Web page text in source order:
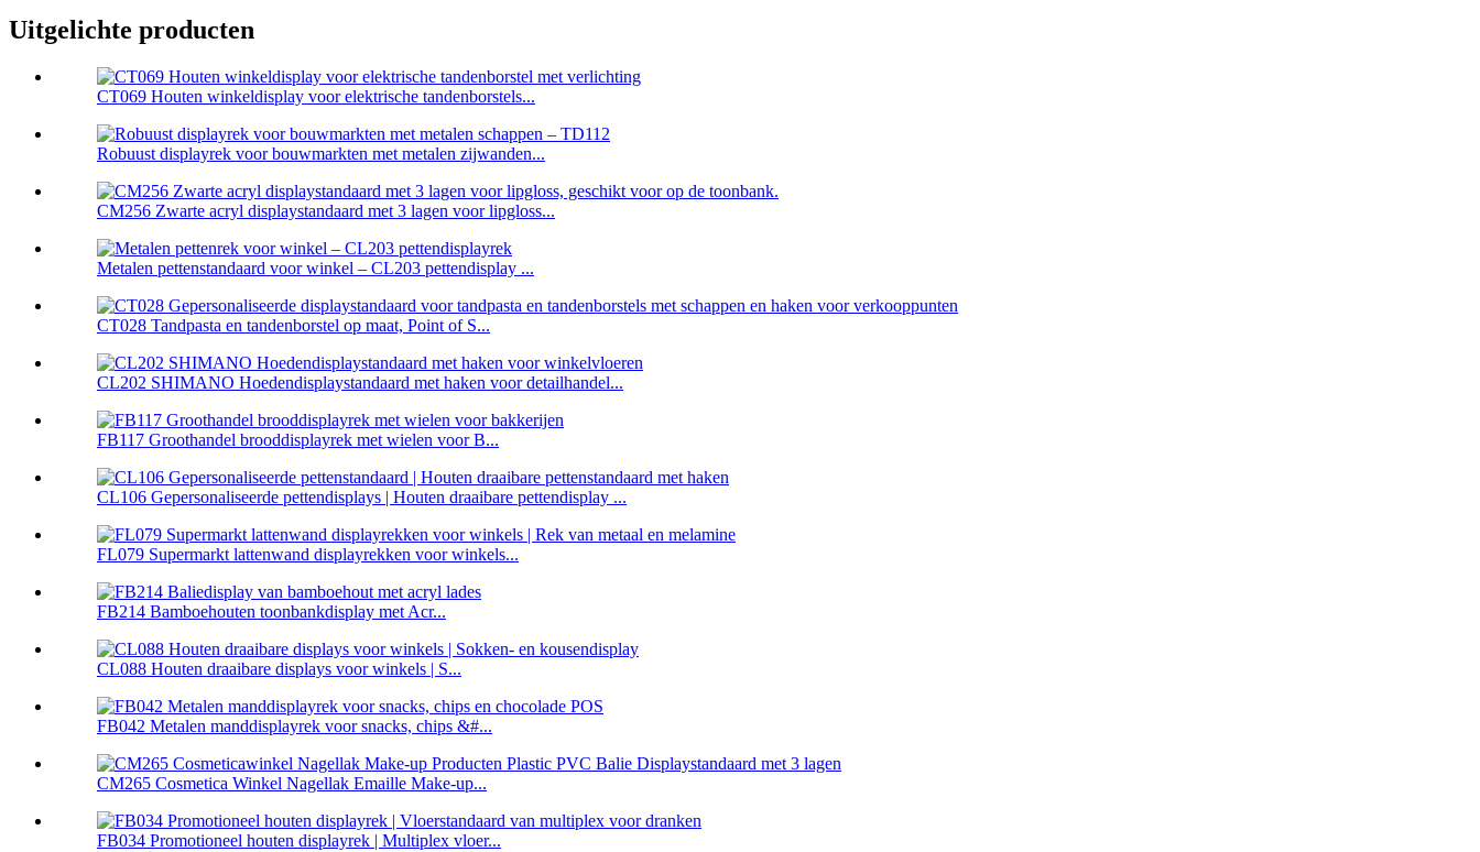
Uitgelichte producten
CT069 Houten winkeldisplay voor elektrische tandenborstels...
Robuust displayrek voor bouwmarkten met metalen zijwanden...
CM256 Zwarte acryl displaystandaard met 3 lagen voor lipgloss...
Metalen pettenstandaard voor winkel – CL203 pettendisplay ...
CT028 Tandpasta en tandenborstel op maat, Point of S...
CL202 SHIMANO Hoedendisplaystandaard met haken voor detailhandel...
FB117 Groothandel brooddisplayrek met wielen voor B...
CL106 Gepersonaliseerde pettendisplays | Houten draaibare pettendisplay ...
FL079 Supermarkt lattenwand displayrekken voor winkels...
FB214 Bamboehouten toonbankdisplay met Acr...
CL088 Houten draaibare displays voor winkels | S...
FB042 Metalen manddisplayrek voor snacks, chips &#...
CM265 Cosmetica Winkel Nagellak Emaille Make-up...
FB034 Promotioneel houten displayrek | Multiplex vloer...